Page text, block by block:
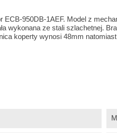
950DB-1AEF. Model z
wykonana ze stali szlachetnej.
koperty wynosi 48mm